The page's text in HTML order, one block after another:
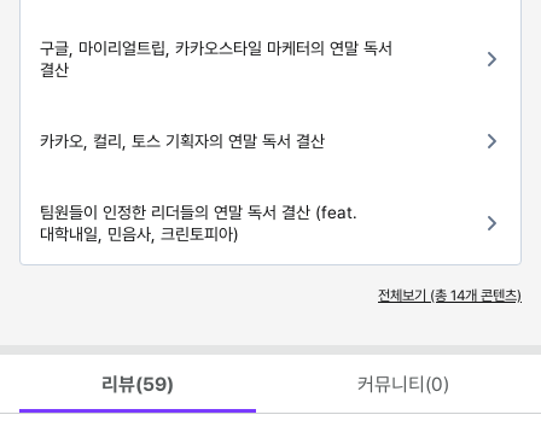
구글, 마이리얼트립, 카카오스타일 마케터의 연말 독서
결산
카카오, 컬리, 토스 기획자의 연말 독서 결산
팀원들이 인정한 리더들의 연말 독서 결산 (feat.
대학내일, 민음사, 크린토피아)
전체보기 (총 14개 콘텐츠)
리뷰(59) 커뮤니티(0)